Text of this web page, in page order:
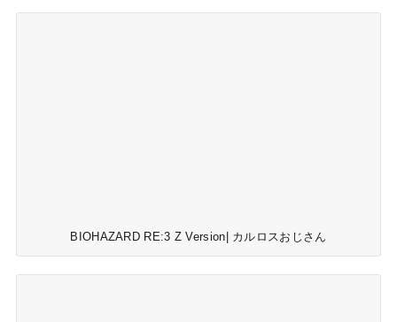
BIOHAZARD RE:3 Z Version| カルロスおじさん